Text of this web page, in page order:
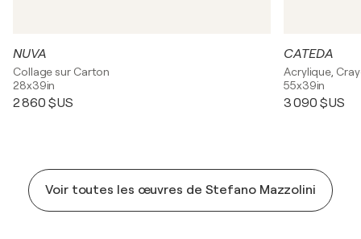
NUVA
Collage sur Carton
28x39in
2 860 $US
CATEDA
Acrylique,
55x39in
3 090 $US
Voir toutes les œuvres de Stefano Mazzolini